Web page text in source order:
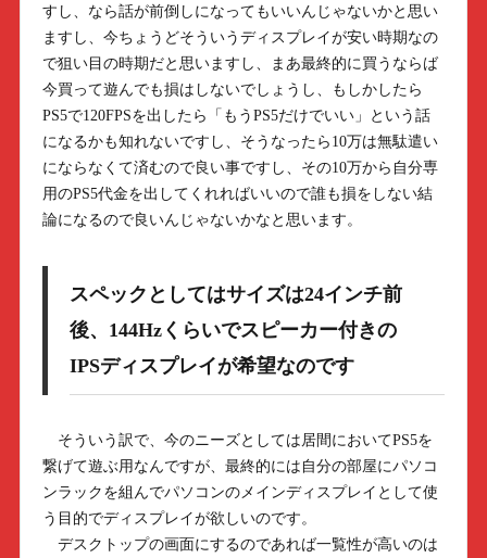
すし、なら話が前倒しになってもいいんじゃないかと思い
ますし、今ちょうどそういうディスプレイが安い時期なの
で狙い目の時期だと思いますし、まあ最終的に買うならば
今買って遊んでも損はしないでしょうし、もしかしたら
PS5で120FPSを出したら「もうPS5だけでいい」という話
になるかも知れないですし、そうなったら10万は無駄遣い
にならなくて済むので良い事ですし、その10万から自分専
用のPS5代金を出してくれればいいので誰も損をしない結
論になるので良いんじゃないかなと思います。
スペックとしてはサイズは24インチ前
後、144Hzくらいでスピーカー付きの
IPSディスプレイが希望なのです
そういう訳で、今のニーズとしては居間においてPS5を
繋げて遊ぶ用なんですが、最終的には自分の部屋にパソコ
ンラックを組んでパソコンのメインディスプレイとして使
う目的でディスプレイが欲しいのです。
デスクトップの画面にするのであれば一覧性が高いのは